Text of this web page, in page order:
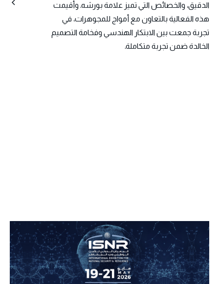
الدقيق، والخصائص التي تميز علامة بورشه. وأُقيمت
هذه الفعالية بالتعاون مع أمواج للمجوهرات، في
تجربة جمعت بين الابتكار الهندسي وفخامة التصميم
الخالدة ضمن تجربة متكاملة.